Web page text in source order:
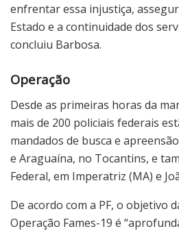
enfrentar essa injustiça,
Estado e a continuidade dos
concluiu Barbosa.
Operação
Desde as primeiras horas da
mais de 200 policiais federais
mandados de busca e
e Araguaína, no Tocantins, e
Federal, em Imperatriz (MA) e
De acordo com a PF, o objetivo
Operação Fames-19 é